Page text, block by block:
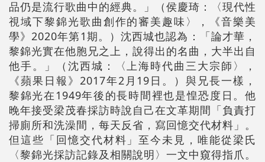
品仍是流行歌曲中的經典。」（侯慶琦：〈現代性
視域下黎錦光歌曲創作的審美趣味〉，《音樂美
學》2020年第1期。）沈西城也認為：「論才華，
黎錦光實在他胞兄之上，說得出的名曲，大半出自
他手。」（沈西城：〈上海時代曲三大宗師〉，
《蘋果日報》2017年2月19日。）與兄長一樣，
黎錦光在1949年後的長時間裡也是惶恐度日。他
晚年接受梁茂春採訪時說自己在文革期間「負責打
掃廁所和洗澡間，每天反省，寫回憶交代材料」。
但這些「回憶交代材料」至今未見，唯能從梁氏
〈黎錦光採訪記錄及相關說明〉一文中窺得指爪。